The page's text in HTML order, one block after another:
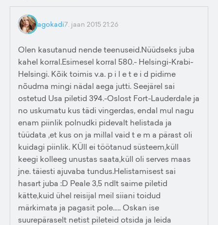
agokadi7. jaan 2015 21:26
Olen kasutanud nende teenuseid.Nüüdseks juba
kahel korral.Esimesel korral 580.- Helsingi-Krabi-
Helsingi. Kõik toimis v.a. p i l e t e i d pidime
nõudma mingi nädal aega jutti. Seejärel sai
ostetud Usa piletid 394.-Oslost Fort-Lauderdale ja
no uskumatu kus tädi vingerdas, endal mul nagu
enam piinlik polnudki pidevalt helistada ja
tüüdata ,et kus on ja millal vaid t e m a pärast oli
kuidagi piinlik. KÜll ei töötanud süsteem,küll
keegi kolleeg unustas saata,küll oli serves maas
jne. täiesti ajuvaba tundus.Helistamisest sai
hasart juba :D Peale 3,5 ndlt saime piletid
kätte,kuid ühel reisijal meil siiani toidud
märkimata ja pagasit pole….. Oskan ise
suurepäraselt netist pileteid otsida ja leida